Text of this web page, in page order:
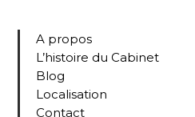
A propos
L’histoire du Cabinet
Blog
Localisation
Contact